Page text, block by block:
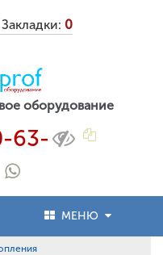
Закладки: 0
оборудование
63-
МЕНЮ